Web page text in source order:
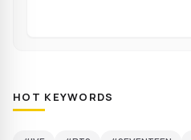
HOT KEYWORDS